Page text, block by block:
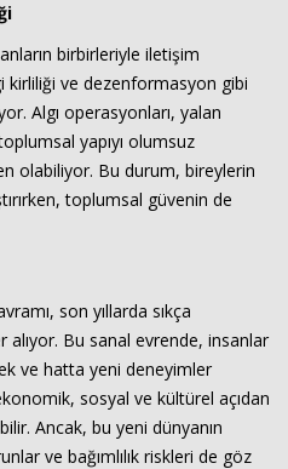
birbirleriyle iletişim
kirliliği ve dezenformasyon gibi
Algı operasyonları, yalan
yapıyı olumsuz
olabiliyor. Bu durum, bireylerin
toplumsal güvenin de
son yıllarda sıkça
alıyor. Bu sanal evrende, insanlar
ve hatta yeni deneyimler
sosyal ve kültürel açıdan
Ancak, bu yeni dünyanın
ve bağımlılık riskleri de göz